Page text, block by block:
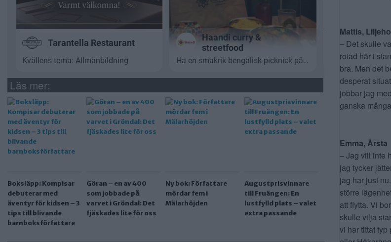
Läs mer:
Boksläpp: Kompisar
debuterar med
äventyr för kidsen – 3
tips till blivande
barnboksförfattare
Göran – en av 400
som jobbade på
varvet i Gröndal: Det
fjäskades lite för oss
Ny bok: Författare
mördar fem i
Mälarhöjden
Augustprisvinnare
till Fruängen: En
lustfylld plats – valet
extra passande
Mattis,
– Det skulle
rotad här i
bra. Men det
desperat
jobbar jag
ganska
Emma, Årsta
– Jag vill inte
jag tycker
jag har just
större
att flytta. Vi
skulle vilja
vi har tittat typ